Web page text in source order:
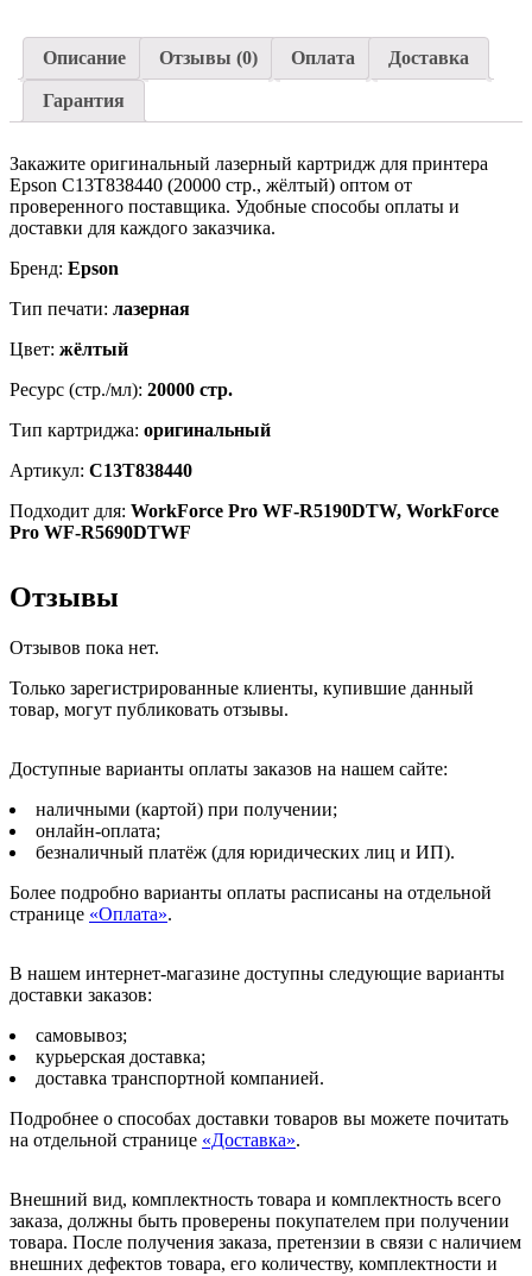
R5190DTW,
WorkForce
Pro
R5690DTWF
Описание Отзывы (0) Оплата Доставка
Гарантия
Закажите оригинальный лазерный картридж для принтера
Epson C13T838440 (20000 стр., жёлтый) оптом от
проверенного поставщика. Удобные способы оплаты и
доставки для каждого заказчика.
Бренд: Epson
Тип печати: лазерная
Цвет: жёлтый
Ресурс (стр./мл): 20000 стр.
Тип картриджа: оригинальный
Артикул: C13T838440
Подходит для: WorkForce Pro WF-R5190DTW, WorkForce
Pro WF-R5690DTWF
Отзывы
Отзывов пока нет.
Только зарегистрированные клиенты, купившие данный
товар, могут публиковать отзывы.
Доступные варианты оплаты заказов на нашем сайте:
наличными (картой) при получении;
онлайн-оплата;
безналичный платёж (для юридических лиц и ИП).
Более подробно варианты оплаты расписаны на отдельной
странице «Оплата».
В нашем интернет-магазине доступны следующие варианты
доставки заказов:
самовывоз;
курьерская доставка;
доставка транспортной компанией.
Подробнее о способах доставки товаров вы можете почитать
на отдельной странице «Доставка».
Внешний вид, комплектность товара и комплектность всего
заказа, должны быть проверены покупателем при получении
товара. После получения заказа, претензии в связи с наличием
внешних дефектов товара, его количеству, комплектности и